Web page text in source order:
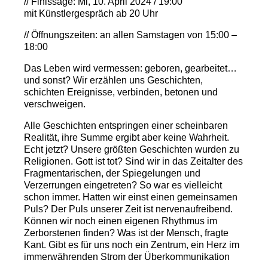
mit Künstlergespräch ab 20 Uhr
//Öffnungszeiten: an allen Samstagen von 15:00 –
18:00
Das Leben wird vermessen: geboren, gearbeitet…
und sonst? Wir erzählen uns Geschichten,
schichten Ereignisse, verbinden, betonen und
verschweigen.
Alle Geschichten entspringen einer scheinbaren
Realität, ihre Summe ergibt aber keine Wahrheit.
Echt jetzt? Unsere größten Geschichten wurden zu
Religionen. Gott ist tot? Sind wir in das Zeitalter des
Fragmentarischen, der Spiegelungen und
Verzerrungen eingetreten? So war es vielleicht
schon immer. Hatten wir einst einen gemeinsamen
Puls? Der Puls unserer Zeit ist nervenaufreibend.
Können wir noch einen eigenen Rhythmus im
Zerborstenen finden? Was ist der Mensch, fragte
Kant. Gibt es für uns noch ein Zentrum, ein Herz im
immerwährenden Strom der Überkommunikation